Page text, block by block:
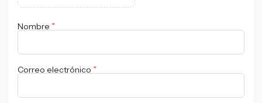
Nombre *
Correo electrónico *